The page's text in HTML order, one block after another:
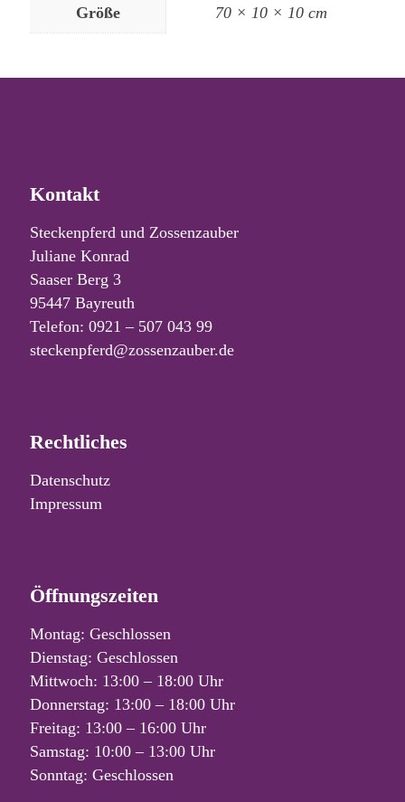
Größe 70 × 10 × 10 cm
Kontakt
Steckenpferd und Zossenzauber
Juliane Konrad
Saaser Berg 3
95447 Bayreuth
Telefon: 0921 – 507 043 99
steckenpferd@zossenzauber.de
Rechtliches
Datenschutz
Impressum
Öffnungszeiten
Montag: Geschlossen
Dienstag: Geschlossen
Mittwoch: 13:00 – 18:00 Uhr
Donnerstag: 13:00 – 18:00 Uhr
Freitag: 13:00 – 16:00 Uhr
Samstag: 10:00 – 13:00 Uhr
Sonntag: Geschlossen